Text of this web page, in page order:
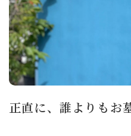
正直に、誰よりもお